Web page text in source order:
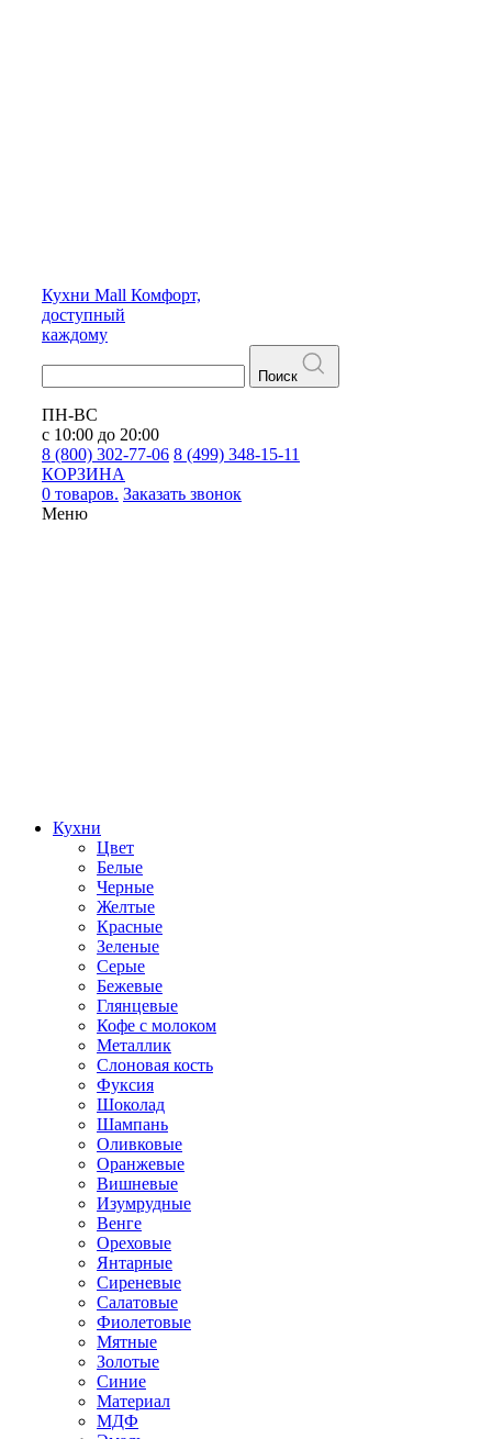
Кухни Mall Комфорт,
доступный
каждому
Поиск
ПН-ВС
с 10:00 до 20:00
8 (800) 302-77-06 8 (499) 348-15-11
КОРЗИНА
0 товаров. Заказать звонок
Меню
Кухни
Цвет
Белые
Черные
Желтые
Красные
Зеленые
Серые
Бежевые
Глянцевые
Кофе с молоком
Металлик
Слоновая кость
Фуксия
Шоколад
Шампань
Оливковые
Оранжевые
Вишневые
Изумрудные
Венге
Ореховые
Янтарные
Сиреневые
Салатовые
Фиолетовые
Мятные
Золотые
Синие
Материал
МДФ